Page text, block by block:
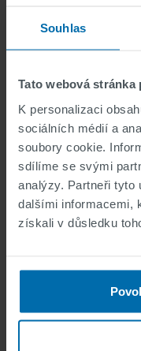
Souhlas
Tato webová stránka
K personalizaci
sociálních médií a
soubory cookie.
sdílíme se svými
analýzy. Partneři tyto
dalšími informacemi,
získali v důsledku